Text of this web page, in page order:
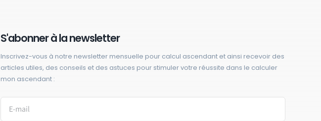
S'abonner à la newsletter
Inscrivez-vous à notre newsletter mensuelle pour calcul ascendant et ainsi recevoir des
articles utiles, des conseils et des astuces pour stimuler votre réussite dans le calculer
mon ascendant :